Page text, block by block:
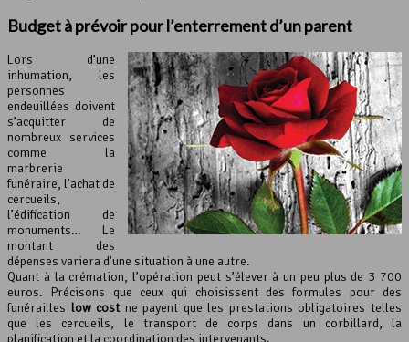
Budget à prévoir pour l’enterrement d’un parent
Lors d’une
inhumation, les
personnes
endeuillées doivent
s’acquitter de
nombreux services
comme la
marbrerie
funéraire, l’achat de
cercueils,
l’édification de
monuments… Le
montant des
dépenses variera d’une situation à une autre.
Quant à la crémation, l’opération peut s’élever à un peu plus de 3 700
euros. Précisons que ceux qui choisissent des formules pour des
funérailles low costne payent que les prestations obligatoires telles
que les cercueils, le transport de corps dans un corbillard, la
planification et la coordination des intervenants.